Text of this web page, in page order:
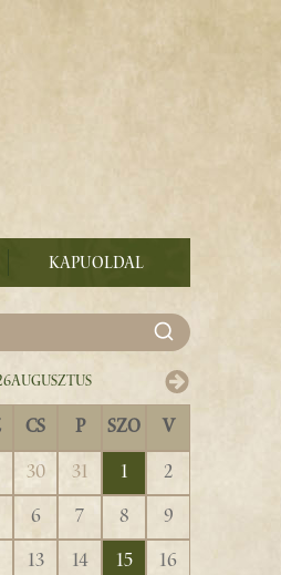
Kapuoldal
Augusztus
CS P SZO V
30 31 1
2
6 7 8
9
13 14 15
16